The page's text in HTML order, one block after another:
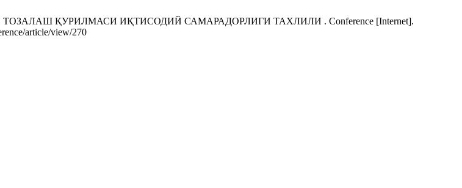
ТОЗАЛАШ ҚУРИЛМАСИ ИҚТИСОДИЙ САМАРАДОРЛИГИ ТАХЛИЛИ . Conference [Internet].
article/view/270